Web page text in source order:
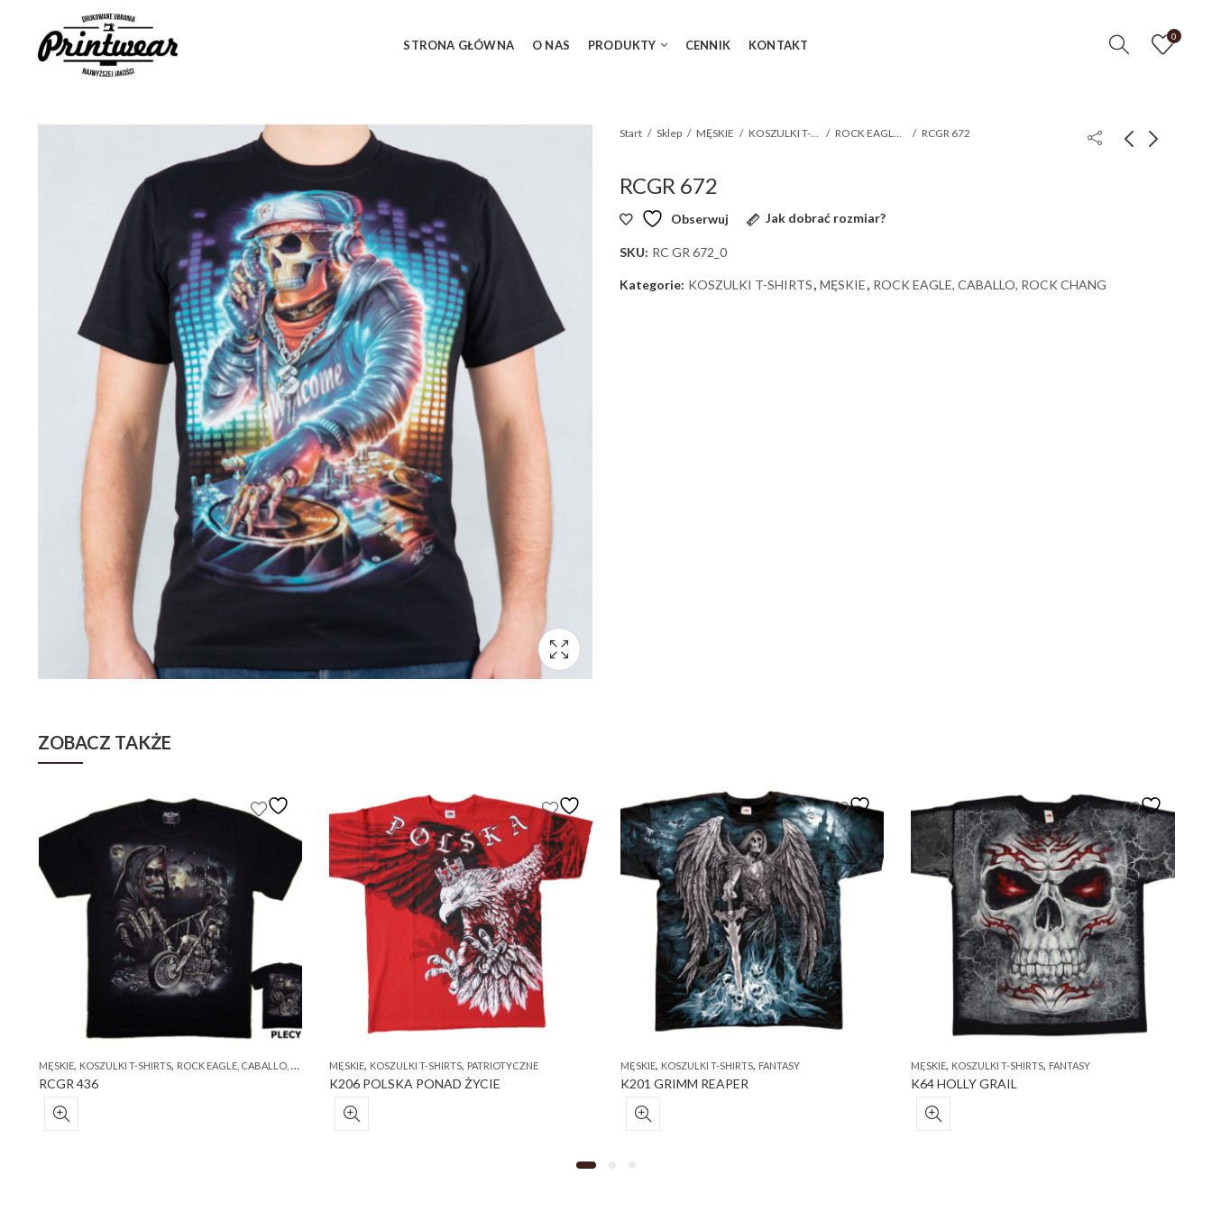
STRONA GŁÓWNA O NAS PRODUKTY CENNIK KONTAKT
0
Start Sklep MĘSKIE KOSZULKI T-SHIRTS ROCK EAGLE, CABALLO, ROCK CHANG RCGR 672
RCGR 672
Obserwuj Jak dobrać rozmiar?
SKU: RC GR 672_0
Kategorie: KOSZULKI T-SHIRTS, MĘSKIE, ROCK EAGLE, CABALLO, ROCK CHANG
ZOBACZ TAKŻE
MĘSKIE, KOSZULKI T-SHIRTS, ROCK EAGLE, CABALLO, ROCK CHANG
RCGR 436
MĘSKIE, KOSZULKI T-SHIRTS, PATRIOTYCZNE
K206 POLSKA PONAD ŻYCIE
MĘSKIE, KOSZULKI T-SHIRTS, FANTASY
K201 GRIMM REAPER
MĘSKIE, KOSZULKI T-SHIRTS, FANTASY
K64 HOLLY GRAIL